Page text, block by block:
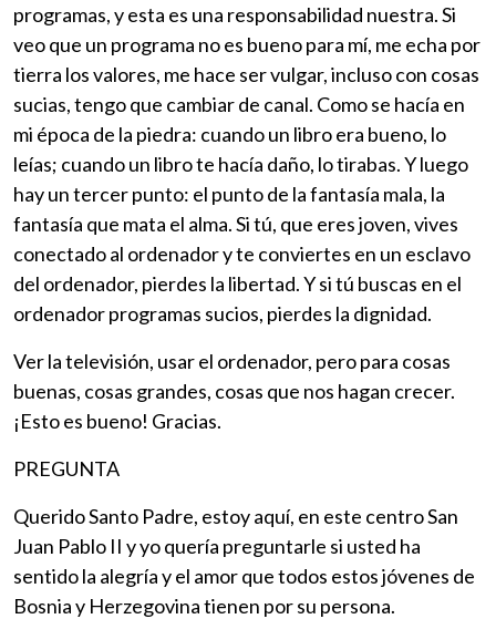
programas, y esta es una responsabilidad nuestra. Si
veo que un programa no es bueno para mí, me echa por
tierra los valores, me hace ser vulgar, incluso con cosas
sucias, tengo que cambiar de canal. Como se hacía en
mi época de la piedra: cuando un libro era bueno, lo
leías; cuando un libro te hacía daño, lo tirabas. Y luego
hay un tercer punto: el punto de la fantasía mala, la
fantasía que mata el alma. Si tú, que eres joven, vives
conectado al ordenador y te conviertes en un esclavo
del ordenador, pierdes la libertad. Y si tú buscas en el
ordenador programas sucios, pierdes la dignidad.
Ver la televisión, usar el ordenador, pero para cosas
buenas, cosas grandes, cosas que nos hagan crecer.
¡Esto es bueno! Gracias.
PREGUNTA
Querido Santo Padre, estoy aquí, en este centro San
Juan Pablo II y yo quería preguntarle si usted ha
sentido la alegría y el amor que todos estos jóvenes de
Bosnia y Herzegovina tienen por su persona.